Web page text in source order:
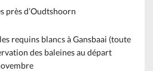
près d’Oudtshoorn
requins blancs à Gansbaai (toute
des baleines au départ